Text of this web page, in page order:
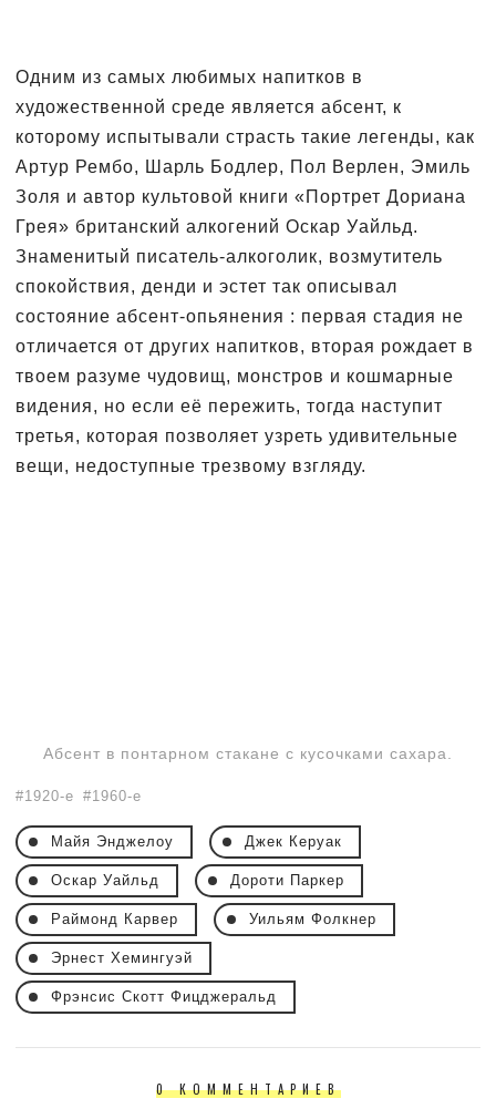
Одним из самых любимых напитков в
художественной среде является абсент, к
которому испытывали страсть такие легенды, как
Артур Рембо, Шарль Бодлер, Пол Верлен, Эмиль
Золя и автор культовой книги «Портрет Дориана
Грея» британский алкогений Оскар Уайльд.
Знаменитый писатель-алкоголик, возмутитель
спокойствия, денди и эстет так описывал
состояние абсент-опьянения : первая стадия не
отличается от других напитков, вторая рождает в
твоем разуме чудовищ, монстров и кошмарные
видения, но если её пережить, тогда наступит
третья, которая позволяет узреть удивительные
вещи, недоступные трезвому взгляду.
Абсент в понтарном стакане с кусочками сахара.
1920-е 1960-е
Майя Энджелоу Джек Керуак
Оскар Уайльд Дороти Паркер
Раймонд Карвер Уильям Фолкнер
Эрнест Хемингуэй
Фрэнсис Скотт Фицджеральд
0 КОММЕНТАРИЕВ